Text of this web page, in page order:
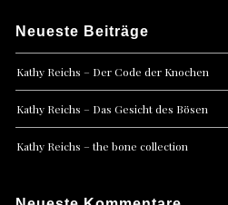
Neueste Beiträge
Kathy Reichs – Der Code der Knochen
Kathy Reichs – Das Gesicht des Bösen
Kathy Reichs – the bone collection